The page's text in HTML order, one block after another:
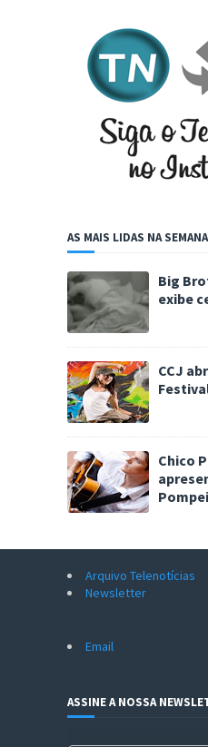
AS MAIS LIDAS NA SEMANA
Big
exibe
CCJ
Chico
Arquivo Telenotícias
Newsletter
Email
ASSINE A NOSSA